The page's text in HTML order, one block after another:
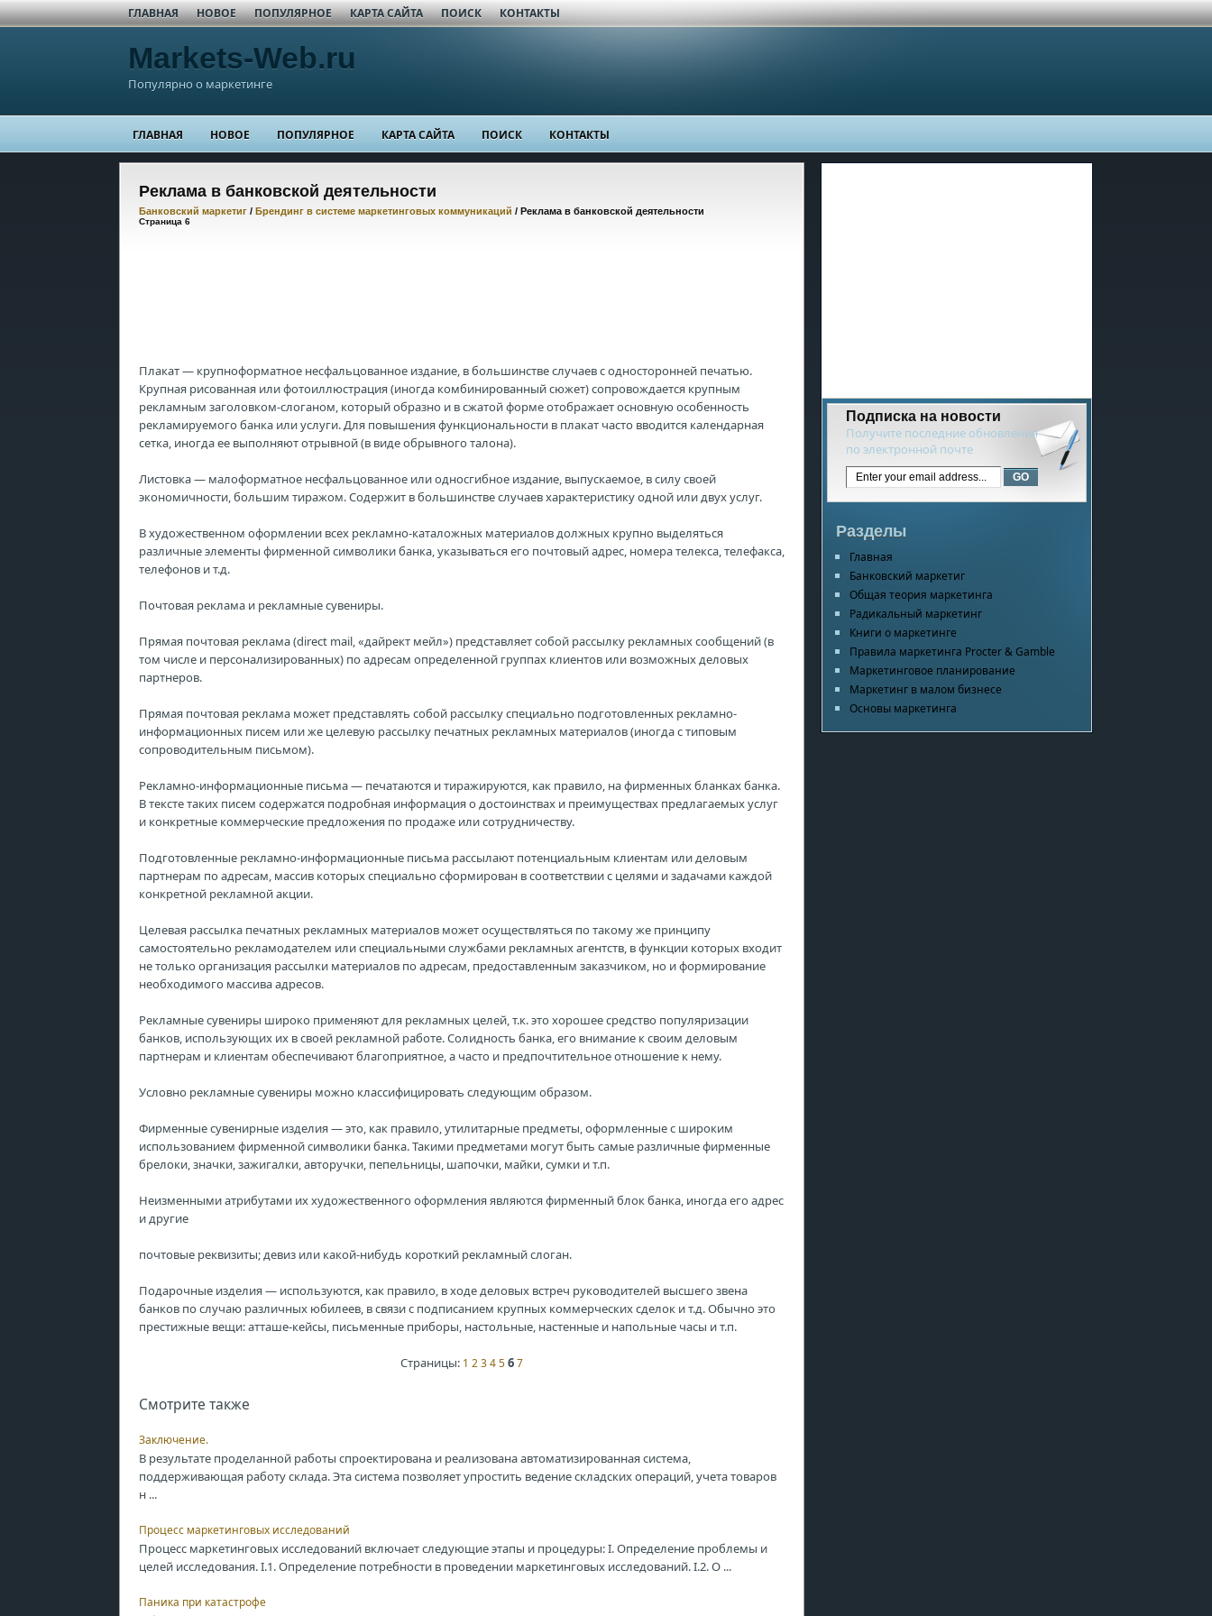
ГЛАВНАЯ НОВОЕ ПОПУЛЯРНОЕ КАРТА САЙТА ПОИСК КОНТАКТЫ
Markets-Web.ru
Популярно о маркетинге
ГЛАВНАЯ НОВОЕ ПОПУЛЯРНОЕ КАРТА САЙТА ПОИСК КОНТАКТЫ
Реклама в банковской деятельности
Банковский маркетиг / Брендинг в системе маркетинговых коммуникаций / Реклама в банковской деятельности
Страница 6
Плакат — крупноформатное несфальцованное издание, в большинстве случаев с односторонней печатью.
Крупная рисованная или фотоиллюстрация (иногда комбинированный сюжет) сопровождается крупным
рекламным заголовком-слоганом, который образно и в сжатой форме отображает основную особенность
рекламируемого банка или услуги. Для повышения функциональности в плакат часто вводится календарная
сетка, иногда ее выполняют отрывной (в виде обрывного талона).
Листовка — малоформатное несфальцованное или односгибное издание, выпускаемое, в силу своей
экономичности, большим тиражом. Содержит в большинстве случаев характеристику одной или двух услуг.
В художественном оформлении всех рекламно-каталожных материалов должных крупно выделяться
различные элементы фирменной символики банка, указываться его почтовый адрес, номера телекса, телефакса,
телефонов и т.д.
Почтовая реклама и рекламные сувениры.
Прямая почтовая реклама (direct mail, «дайрект мейл») представляет собой рассылку рекламных сообщений (в
том числе и персонализированных) по адресам определенной группах клиентов или возможных деловых
партнеров.
Прямая почтовая реклама может представлять собой рассылку специально подготовленных рекламно-
информационных писем или же целевую рассылку печатных рекламных материалов (иногда с типовым
сопроводительным письмом).
Рекламно-информационные письма — печатаются и тиражируются, как правило, на фирменных бланках банка.
В тексте таких писем содержатся подробная информация о достоинствах и преимуществах предлагаемых услуг
и конкретные коммерческие предложения по продаже или сотрудничеству.
Подготовленные рекламно-информационные письма рассылают потенциальным клиентам или деловым
партнерам по адресам, массив которых специально сформирован в соответствии с целями и задачами каждой
конкретной рекламной акции.
Целевая рассылка печатных рекламных материалов может осуществляться по такому же принципу
самостоятельно рекламодателем или специальными службами рекламных агентств, в функции которых входит
не только организация рассылки материалов по адресам, предоставленным заказчиком, но и формирование
необходимого массива адресов.
Рекламные сувениры широко применяют для рекламных целей, т.к. это хорошее средство популяризации
банков, использующих их в своей рекламной работе. Солидность банка, его внимание к своим деловым
партнерам и клиентам обеспечивают благоприятное, а часто и предпочтительное отношение к нему.
Условно рекламные сувениры можно классифицировать следующим образом.
Фирменные сувенирные изделия — это, как правило, утилитарные предметы, оформленные с широким
использованием фирменной символики банка. Такими предметами могут быть самые различные фирменные
брелоки, значки, зажигалки, авторучки, пепельницы, шапочки, майки, сумки и т.п.
Неизменными атрибутами их художественного оформления являются фирменный блок банка, иногда его адрес
и другие
почтовые реквизиты; девиз или какой-нибудь короткий рекламный слоган.
Подарочные изделия — используются, как правило, в ходе деловых встреч руководителей высшего звена
банков по случаю различных юбилеев, в связи с подписанием крупных коммерческих сделок и т.д. Обычно это
престижные вещи: атташе-кейсы, письменные приборы, настольные, настенные и напольные часы и т.п.
Страницы: 1 234567
Смотрите также
Заключение.
В результате проделанной работы спроектирована и реализована автоматизированная система,
поддерживающая работу склада. Эта система позволяет упростить ведение складских операций, учета товаров
н ...
Процесс маркетинговых исследований
Процесс маркетинговых исследований включает следующие этапы и процедуры: I. Определение проблемы и
целей исследования. I.1. Определение потребности в проведении маркетинговых исследований. I.2. О ...
Паника при катастрофе
Подписка на новости
Получите последние обновления
по электронной почте
Разделы
Главная
Банковский маркетиг
Общая теория маркетинга
Радикальный маркетинг
Книги о маркетинге
Правила маркетинга Procter & Gamble
Маркетинговое планирование
Маркетинг в малом бизнесе
Основы маркетинга